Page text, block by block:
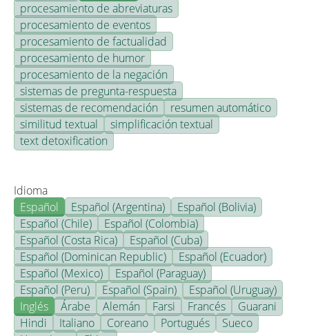
procesamiento de abreviaturas
procesamiento de eventos
procesamiento de factualidad
procesamiento de humor
procesamiento de la negación
sistemas de pregunta-respuesta
sistemas de recomendación
resumen automático
similitud textual
simplificación textual
text detoxification
Idioma
Español
Español (Argentina)
Español (Bolivia)
Español (Chile)
Español (Colombia)
Español (Costa Rica)
Español (Cuba)
Español (Dominican Republic)
Español (Ecuador)
Español (Mexico)
Español (Paraguay)
Español (Peru)
Español (Spain)
Español (Uruguay)
Inglés
Árabe Alemán Farsi Francés
Guarani
Hindi
Italiano Coreano Portugués
Sueco